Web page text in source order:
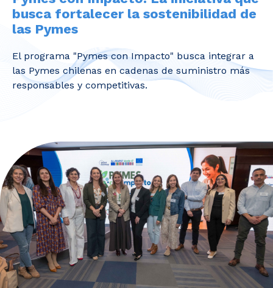
Pilares Estratégicos
Comités de Trabajo
Noticias y Estudios
CAM Santiago
Unidades de Servicios
busca fortalecer la sostenibilidad de
las Pymes
El programa "Pymes con Impacto" busca integrar a
las Pymes chilenas en cadenas de suministro más
responsables y competitivas.